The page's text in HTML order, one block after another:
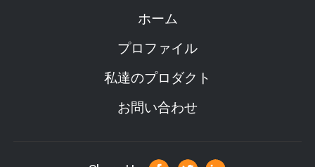
ートル;携帯用洗面所24000sets;鉄骨構造
:私達はインストール手順を提供し、助けるためにそれが必要な
らあなたの技術者のためのビデオは送られる。但し、
査証料金、航空券、調節、賃金はバイヤーによって提供される。
4. Q:どの位あなたの受渡し時間はあるか。
:それは量および色に従って2-30日以内に、完全に通常ある。
場の主義である。私達の工場からの各プロダクトは持っている
ホーム
プロファイル
私達のプロダクト
お問い合わせ